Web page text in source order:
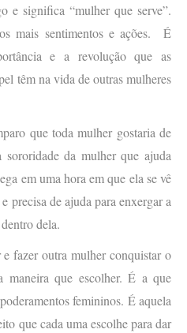
e significa “mulher que serve”.
mais sentimentos e ações.
É
e a revolução que as
têm na vida de outras mulheres
que toda mulher gostaria de
da mulher que ajuda
em uma hora em que ela se vê
precisa de ajuda para enxergar a
dela.
fazer outra mulher conquistar o
que escolher. É a que
femininos. É aquela
que cada uma escolhe para dar